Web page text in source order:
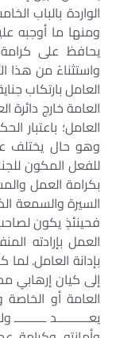
الواردة بالباب
ومنها ما أوجبه
يحافظ على
واستثناءً من هذا
العامل بارتكاب
العامة خارج
العامل؛ باعتبار
وهو حال يختلف
للفعل المكون
بكرامة العمل
السيرة والسمعة
فحينئذٍ يكون
العمل بإرادته
بإدانة العامل.
إلى كيان إرهابي
العامة أو الخاصة
يعــــــــــد